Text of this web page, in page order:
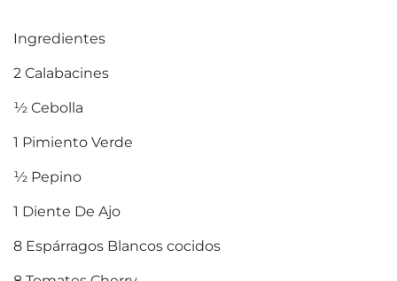
Ingredientes
2 Calabacines
½ Cebolla
1 Pimiento Verde
½ Pepino
1 Diente De Ajo
8 Espárragos Blancos cocidos